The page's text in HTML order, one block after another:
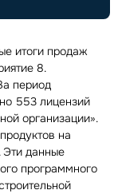
итоги продаж
8.
период
553 лицензий
организации».
на
данные
программного